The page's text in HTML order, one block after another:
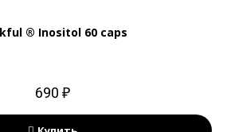
® Inositol 60 caps
690 ₽